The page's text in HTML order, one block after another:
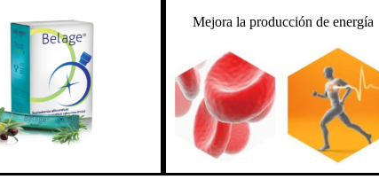
Mejora la producción de energía